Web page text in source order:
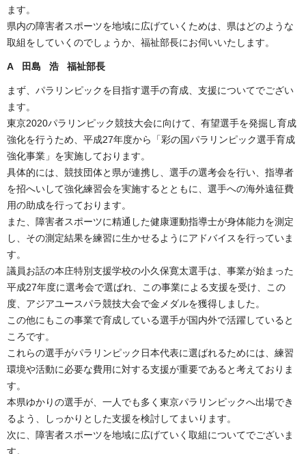
ます。
県内の障害者スポーツを地域に広げていくためは、県はどのような
取組をしていくのでしょうか、福祉部長にお伺いいたします。
A 田島 浩 福祉部長
まず、パラリンピックを目指す選手の育成、支援についてでござい
ます。
東京2020パラリンピック競技大会に向けて、有望選手を発掘し育成
強化を行うため、平成27年度から「彩の国パラリンピック選手育成
強化事業」を実施しております。
具体的には、競技団体と県が連携し、選手の選考会を行い、指導者
を招へいして強化練習会を実施するとともに、選手への海外遠征費
用の助成を行っております。
また、障害者スポーツに精通した健康運動指導士が身体能力を測定
し、その測定結果を練習に生かせるようにアドバイスを行っていま
す。
議員お話の本庄特別支援学校の小久保寛太選手は、事業が始まった
平成27年度に選考会で選ばれ、この事業による支援を受け、この
度、アジアユースパラ競技大会で金メダルを獲得しました。
この他にもこの事業で育成している選手が国内外で活躍していると
ころです。
これらの選手がパラリンピック日本代表に選ばれるためには、練習
環境や活動に必要な費用に対する支援が重要であると考えておりま
す。
本県ゆかりの選手が、一人でも多く東京パラリンピックへ出場でき
るよう、しっかりとした支援を検討してまいります。
次に、障害者スポーツを地域に広げていく取組についてでございま
す。